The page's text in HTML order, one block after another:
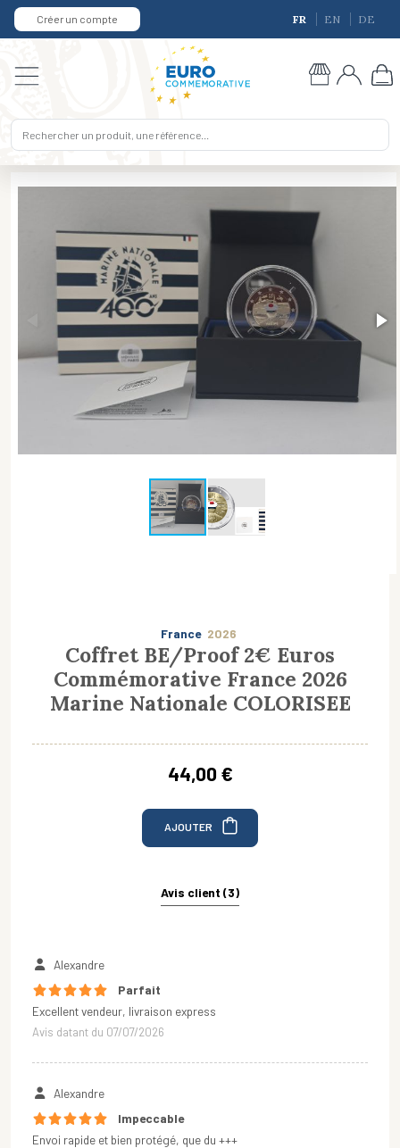
Créer un compte FR EN DE
France 2026
Coffret BE/Proof 2€ Euros
Commémorative France 2026
Marine Nationale COLORISEE
44,00 €
AJOUTER
Avis client (3)
Alexandre
Parfait
Excellent vendeur, livraison express
Avis datant du 07/07/2026
Alexandre
Impeccable
Envoi rapide et bien protégé, que du +++